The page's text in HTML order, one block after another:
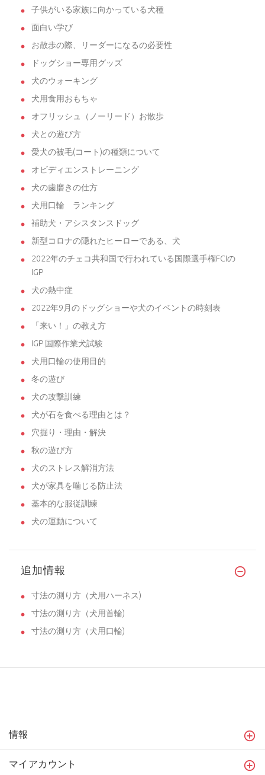
子供がいる家族に向かっている犬種
面白い学び
お散歩の際、リーダーになるの必要性
ドッグショー専用グッズ
犬のウォーキング
犬用食用おもちゃ
オフリッシュ（ノーリード）お散歩
犬との遊び方
愛犬の被毛(コート)の種類について
オビディエンストレーニング
犬の歯磨きの仕方
犬用口輪 ランキング
補助犬・アシスタンスドッグ
新型コロナの隠れたヒーローである、犬
2022年のチェコ共和国で行われている国際選手権FCIの
IGP
犬の熱中症
2022年9月のドッグショーや犬のイベントの時刻表
「来い！」の教え方
IGP 国際作業犬試験
犬用口輪の使用目的
冬の遊び
犬の攻撃訓練
犬が石を食べる理由とは？
穴掘り・理由・解決
秋の遊び方
犬のストレス解消方法
犬が家具を噛じる防止法
基本的な服従訓練
犬の運動について
追加情報
寸法の測り方（犬用ハーネス)
寸法の測り方（犬用首輪)
寸法の測り方（犬用口輪)
情報
マイアカウント